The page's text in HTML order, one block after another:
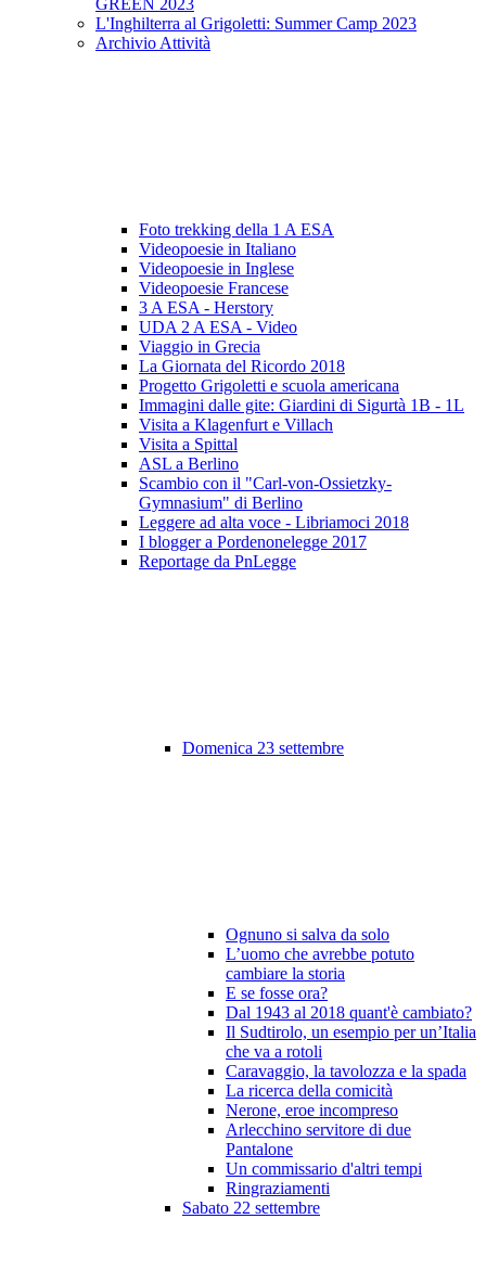
GREEN 2023
L'Inghilterra al Grigoletti: Summer Camp 2023
Archivio Attività
Foto trekking della 1 A ESA
Videopoesie in Italiano
Videopoesie in Inglese
Videopoesie Francese
3 A ESA - Herstory
UDA 2 A ESA - Video
Viaggio in Grecia
La Giornata del Ricordo 2018
Progetto Grigoletti e scuola americana
Immagini dalle gite: Giardini di Sigurtà 1B - 1L
Visita a Klagenfurt e Villach
Visita a Spittal
ASL a Berlino
Scambio con il "Carl-von-Ossietzky-
Gymnasium" di Berlino
Leggere ad alta voce - Libriamoci 2018
I blogger a Pordenonelegge 2017
Reportage da PnLegge
Domenica 23 settembre
Ognuno si salva da solo
L’uomo che avrebbe potuto
cambiare la storia
E se fosse ora?
Dal 1943 al 2018 quant'è cambiato?
Il Sudtirolo, un esempio per un’Italia
che va a rotoli
Caravaggio, la tavolozza e la spada
La ricerca della comicità
Nerone, eroe incompreso
Arlecchino servitore di due
Pantalone
Un commissario d'altri tempi
Ringraziamenti
Sabato 22 settembre